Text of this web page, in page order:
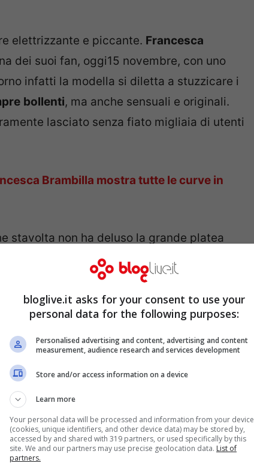
elettrizzante e piccante. Francesca
dei suoi fan, oggi15 novembre, con uno
infatti la modella si diletta a stuzzicare i
bollenti, ma anche sensuali e originali.
lasciato senza fiato migliaia di utenti
Brambilla mostra tutte le curve in
stavolta non ha deluso la grande platea
pazzesco. Nella didascalia poi
con l’emoticon che più la
in pochi minuti.
bloglive.it asks for your consent to use your
personal data for the following purposes:
Personalised advertising and content, advertising and content
measurement, audience research and services development
Store and/or access information on a device
Learn more
Your personal data will be processed and information from your device
(cookies, unique identifiers, and other device data) may be stored by,
accessed by and shared with 319 partners, or used specifically by this
site. We and our partners may use precise geolocation data. List of
partners.